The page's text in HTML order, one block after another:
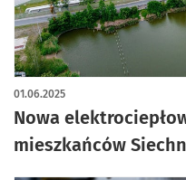
Nowa
mieszkańców
01.06.2025
artykuł z galerią zdjęć